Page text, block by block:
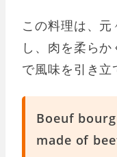
この料理は、
し、肉を柔ら
で風味を引き立
Boeuf
made of